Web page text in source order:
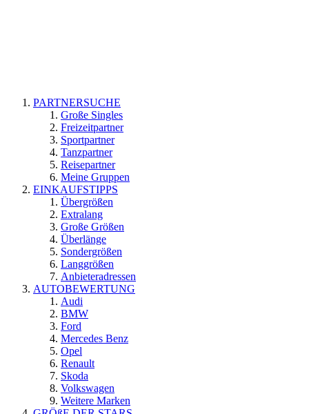
PARTNERSUCHE
Große Singles
Freizeitpartner
Sportpartner
Tanzpartner
Reisepartner
Meine Gruppen
EINKAUFSTIPPS
Übergrößen
Extralang
Große Größen
Überlänge
Sondergrößen
Langgrößen
Anbieteradressen
AUTOBEWERTUNG
Audi
BMW
Ford
Mercedes Benz
Opel
Renault
Skoda
Volkswagen
Weitere Marken